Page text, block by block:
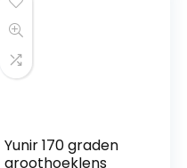
Yunir 170 graden
groothoeklens